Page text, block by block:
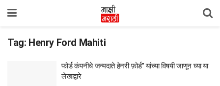
Tag: Henry Ford Mahiti
फोर्ड कंपनीचे जन्मदाते हेनरी फ़ोर्ड” यांच्या विषयी जाणून घ्या या
लेखाद्वारे